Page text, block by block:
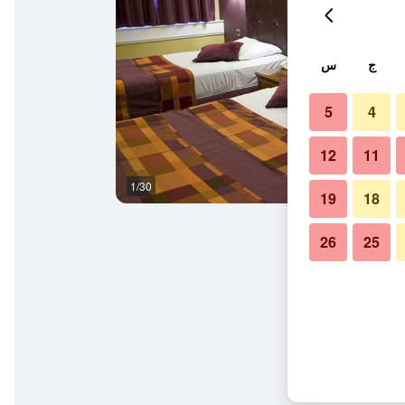
1/30
ج س
4
5
11
12
18
19
25
26